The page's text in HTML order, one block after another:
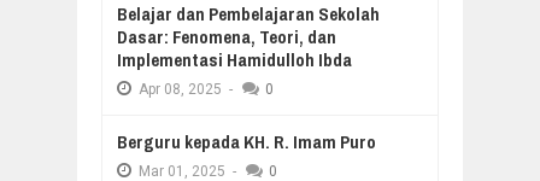
Belajar dan Pembelajaran Sekolah
Dasar: Fenomena, Teori, dan
Implementasi Hamidulloh Ibda
Apr 08, 2025 - 0
Berguru kepada KH. R. Imam Puro
Mar 01, 2025 - 0